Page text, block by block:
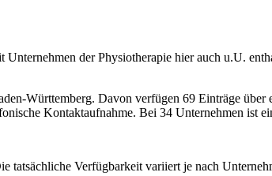
der Physiotherapie hier auch u.U.
Württemberg. Davon verfügen 69 Einträge
Kontaktaufnahme. Bei 34 Unternehmen ist
tatsächliche Verfügbarkeit variiert je nach